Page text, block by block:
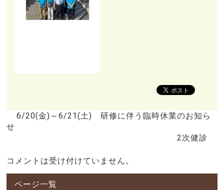
6/20(金)～6/21(土) 研修に伴う臨時休業のお知ら
せ
2次健診
コメントは受け付けていません。